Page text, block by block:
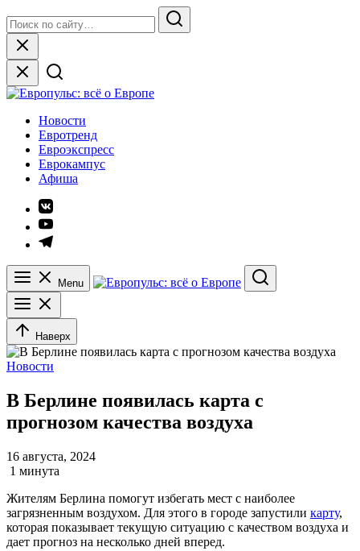
to
content
for:
Search
Close
Европульс: всё о Европе
Новости
Евротренд
Евроэкспресс
Еврокампус
Афиша
Элемент
меню
Элемент
меню
Элемент
Menu
Search
Наверх
Новости
В Берлине появилась карта с
прогнозом качества воздуха
16 августа, 2024
1 минута
Жителям Берлина помогут избегать мест с наиболее
загрязненным воздухом. Для этого в городе запустили карту,
которая показывает текущую ситуацию с качеством воздуха и
дает прогноз на несколько дней вперед.